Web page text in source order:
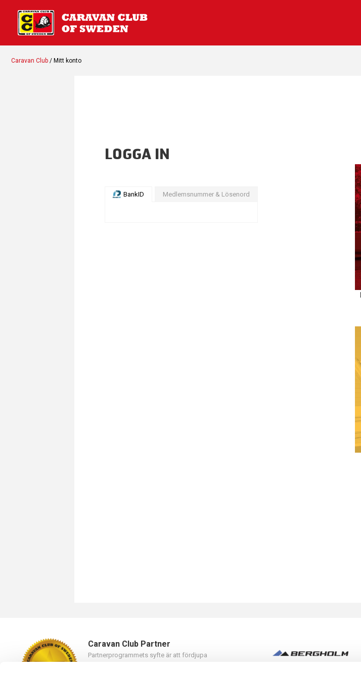
Caravan Club / Mitt konto
LOGGA IN
BankID Medlemsnummer & Lösenord
Caravan Club Partner
Partnerprogrammets syfte är att fördjupa